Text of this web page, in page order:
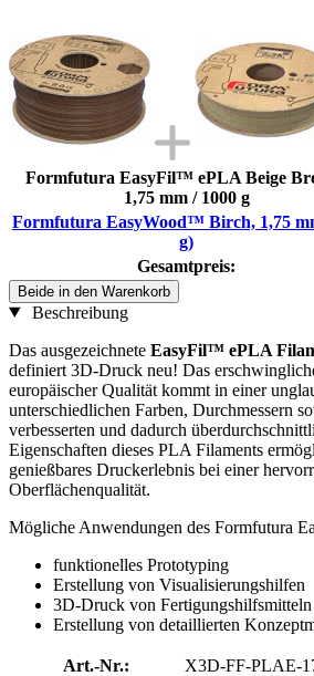
Formfutura EasyFil™ ePLA Beige
1,75 mm / 1000 g
Formfutura EasyWood™ Birch, 1,75
g)
Gesamtpreis:
Beide in den Warenkorb
Beschreibung
Das ausgezeichnete EasyFil™ ePLA
definiert 3D-Druck neu! Das
europäischer Qualität kommt in einer
unterschiedlichen Farben, Durchmessern
verbesserten und dadurch
Eigenschaften dieses PLA Filaments
genießbares Druckerlebnis bei einer
Oberflächenqualität.
Mögliche Anwendungen des Formfutura
funktionelles Prototyping
Erstellung von Visualisierungshilfen
3D-Druck von Fertigungshilfsmitteln
Erstellung von detaillierten
Art.-Nr.:
X3D-FF-PLAE-